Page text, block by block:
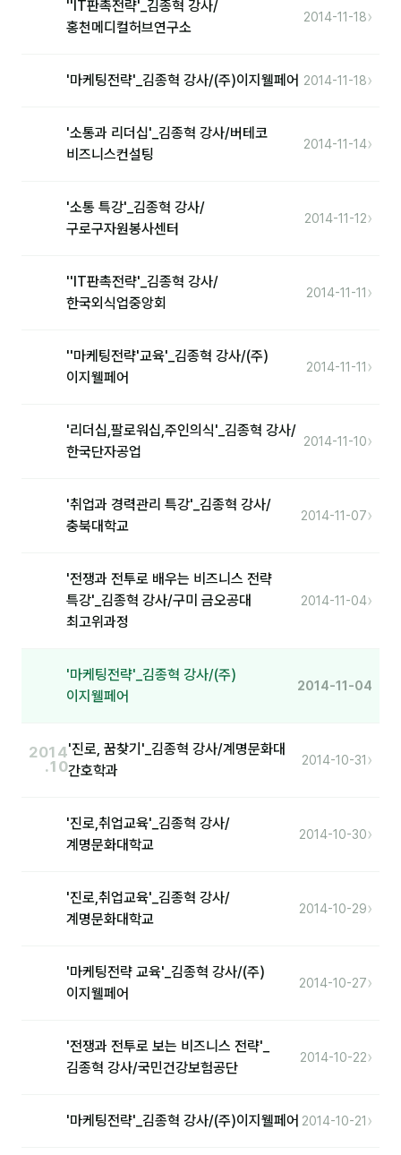
대면교육 후기
고객사 레퍼런스
미팅·보고
재무·계약
용어사전
칼럼
영상자료실
등급 · 포인트
💰 교육 견적 계산기
''IT판촉전략'_김종혁 강사/
홍천메디컬허브연구소
2014-11-18›
'마케팅전략'_김종혁 강사/(주)이지웰페어 2014-11-18›
'소통과 리더십'_김종혁 강사/버테코
비즈니스컨설팅
2014-11-14›
'소통 특강'_김종혁 강사/
구로구자원봉사센터
2014-11-12›
''IT판촉전략'_김종혁 강사/
한국외식업중앙회
2014-11-11 ›
''마케팅전략'교육'_김종혁 강사/(주)
이지웰페어
2014-11-11 ›
'리더십,팔로워십,주인의식'_김종혁 강사/
한국단자공업
2014-11-10›
'취업과 경력관리 특강'_김종혁 강사/
충북대학교
2014-11-07›
'전쟁과 전투로 배우는 비즈니스 전략
특강'_김종혁 강사/구미 금오공대
최고위과정
2014-11-04›
'마케팅전략'_김종혁 강사/(주)
이지웰페어
2014-11-04
2014
.10
'진로, 꿈찾기'_김종혁 강사/계명문화대
간호학과
2014-10-31 ›
'진로,취업교육'_김종혁 강사/
계명문화대학교
2014-10-30›
'진로,취업교육'_김종혁 강사/
계명문화대학교
2014-10-29›
'마케팅전략 교육'_김종혁 강사/(주)
이지웰페어
2014-10-27›
'전쟁과 전투로 보는 비즈니스 전략'_
김종혁 강사/국민건강보험공단
2014-10-22›
'마케팅전략'_김종혁 강사/(주)이지웰페어 2014-10-21 ›